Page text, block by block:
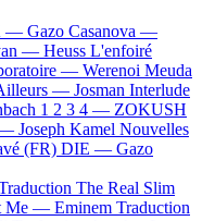
— Gazo Casanova —
— Heuss L'enfoiré
— Werenoi Meuda
— Josman Interlude
1 2 3 4 — ZOKUSH
— Joseph Kamel Nouvelles
(FR) DIE — Gazo
The Real Slim
Me — Eminem Traduction